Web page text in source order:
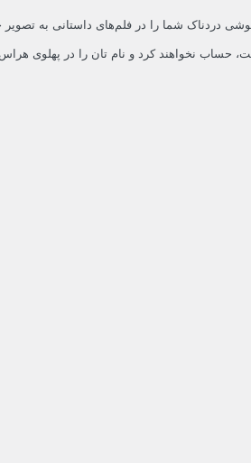
دردناک شما را در فلم‌های داستانی به تصویر
حساب نخواهند کرد و نام تان را در پهلوی